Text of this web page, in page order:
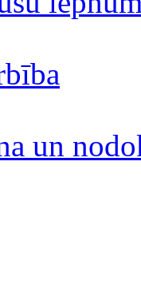
un